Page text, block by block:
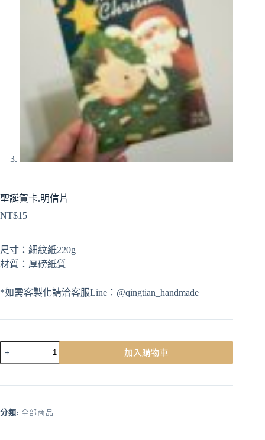
聖誕賀卡.明信片
NT$15
尺寸：細紋紙220g
材質：厚磅紙質
*如需客製化請洽客服Line：@qingtian_handmade
加入購物車
r
分類: 全部商品